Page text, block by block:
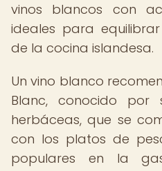
vinos blancos con
ideales para
de la cocina islandesa.
Un vino blanco
Blanc, conocido
herbáceas, que se
con los platos de
populares en la